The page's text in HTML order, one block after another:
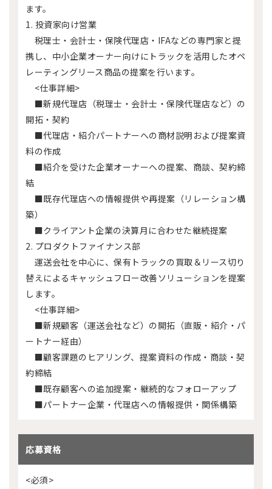
ます。
1. 投資家向け営業
税理士・会計士・保険代理店・IFAなどの専門家と提
携し、中小企業オーナー向けにトラックを活用したオペ
レーティングリース商品の提案を行います。
<仕事詳細>
■新規代理店（税理士・会計士・保険代理店など）の
開拓・契約
■代理店・紹介パートナーへの商材説明および提案資
料の作成
■紹介を受けた企業オーナーへの提案、商談、契約締
結
■既存代理店への情報提供や再提案（リレーション構
築）
■クライアント企業の決算月に合わせた継続提案
2. プロダクトファイナンス部
運送会社を中心に、保有トラックの買取＆リース切り
替えによるキャッシュフロー改善ソリューションを提案
します。
<仕事詳細>
■新規顧客（運送会社など）の開拓（直販・紹介・パ
ートナー経由）
■顧客課題のヒアリング、提案資料の作成・商談・契
約締結
■既存顧客への追加提案・継続的なフォローアップ
■パートナー企業・代理店への情報提供・関係構築
応募資格
<必須>